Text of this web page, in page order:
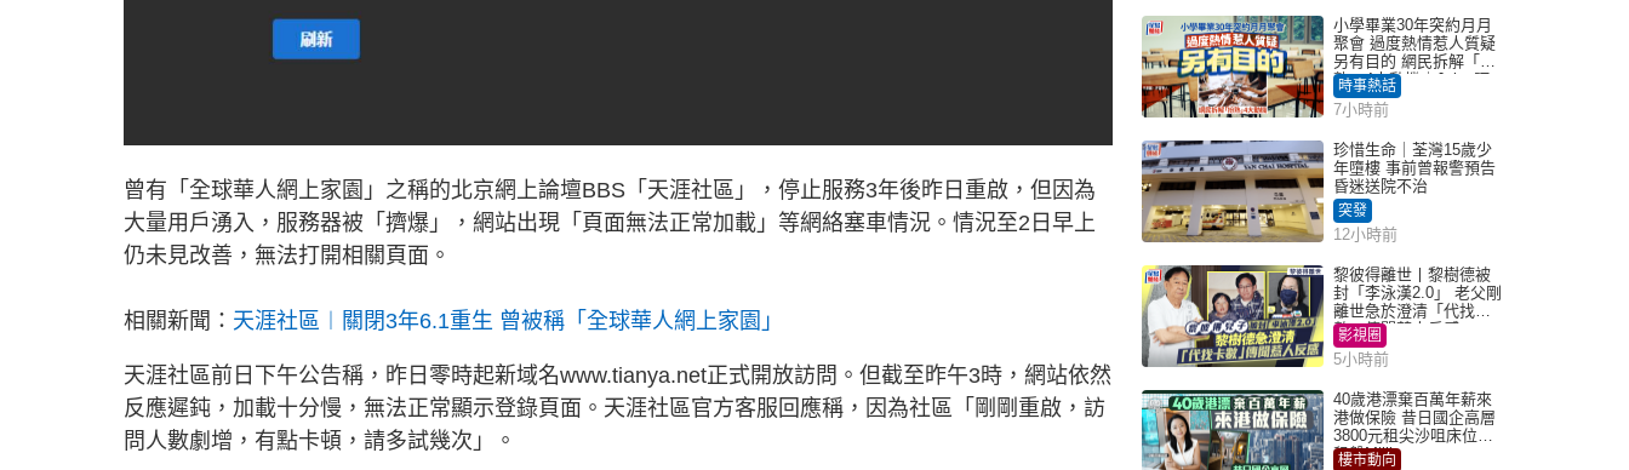
曾有「全球華人網上家園」之稱的北京網上論壇BBS「天涯社區」，停止服務3年後昨日重啟，但因為
大量用戶湧入，服務器被「擠爆」，網站出現「頁面無法正常加載」等網絡塞車情況。情況至2日早上
仍未見改善，無法打開相關頁面。
相關新聞： 天涯社區︱關閉3年6.1重生 曾被稱「全球華人網上家園」
天涯社區前日下午公告稱，昨日零時起新域名www.tianya.net正式開放訪問。但截至昨午3時，網站依然
反應遲鈍，加載十分慢，無法正常顯示登錄頁面。天涯社區官方客服回應稱，因為社區「剛剛重啟，訪
問人數劇增，有點卡頓，請多試幾次」。
小學畢業30年突約月月
聚會 過度熱情惹人質疑
另有目的 網民拆解「扮
熟」4大動機｜Juicy叮
時事熱話
7小時前
珍惜生命｜荃灣15歲少
年墮樓 事前曾報警預告
昏迷送院不治
突發
12小時前
黎彼得離世丨黎樹德被
封「李泳漢2.0」 老父剛
離世急於澄清「代找卡
數」傳聞惹人反感
影視圈
5小時前
40歲港漂棄百萬年薪來
港做保險 昔日國企高層
3800元租尖沙咀床位｜
租盤Million
樓市動向